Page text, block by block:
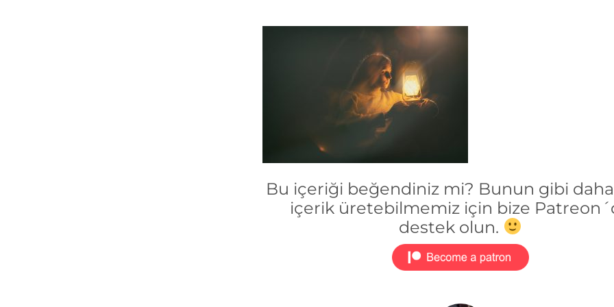
Bu içeriği beğendiniz mi? Bunun gibi
içerik üretebilmemiz için bize
destek olun.